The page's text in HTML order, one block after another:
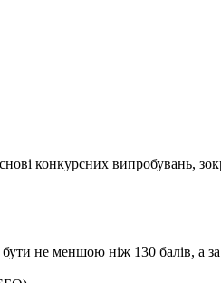
конкурсних випробувань,
не меншою ніж 130 балів, а за